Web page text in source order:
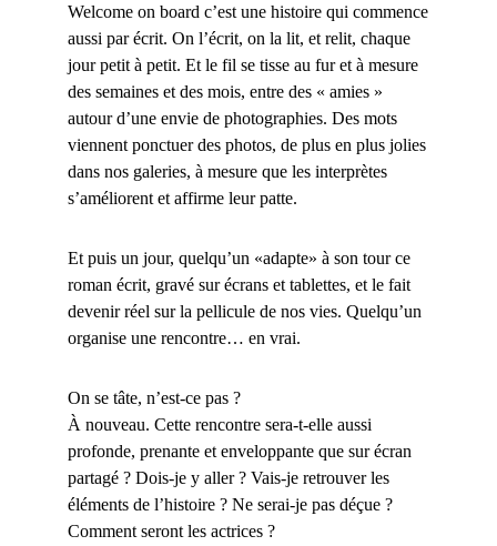
Welcome on board c’est une histoire qui commence
aussi par écrit. On l’écrit, on la lit, et relit, chaque
jour petit à petit. Et le fil se tisse au fur et à mesure
des semaines et des mois, entre des « amies »
autour d’une envie de photographies. Des mots
viennent ponctuer des photos, de plus en plus jolies
dans nos galeries, à mesure que les interprètes
s’améliorent et affirme leur patte.
Et puis un jour, quelqu’un «adapte» à son tour ce
roman écrit, gravé sur écrans et tablettes, et le fait
devenir réel sur la pellicule de nos vies. Quelqu’un
organise une rencontre… en vrai.
On se tâte, n’est-ce pas ?
À nouveau. Cette rencontre sera-t-elle aussi
profonde, prenante et enveloppante que sur écran
partagé ? Dois-je y aller ? Vais-je retrouver les
éléments de l’histoire ? Ne serai-je pas déçue ?
Comment seront les actrices ?